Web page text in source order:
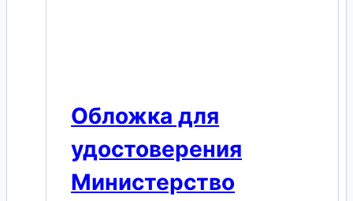
Обложка для
удостоверения
Министерство